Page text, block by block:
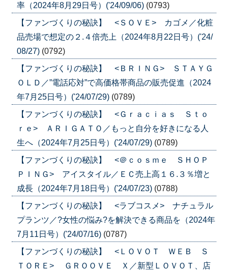
率（2024年8月29日号）('24/09/06) (0793)
【ファンづくりの秘訣】 <ＳＯＶＥ> カゴメ／化粧
品売場で想定の２.４倍売上（2024年8月22日号）('24/
08/27) (0792)
【ファンづくりの秘訣】 <ＢＲＩＮＧ> ＳＴＡＹＧ
ＯＬＤ／”電話応対”で高価格帯商品の販売促進（2024
年7月25日号）('24/07/29) (0789)
【ファンづくりの秘訣】 <Ｇｒａｃｉａｓ Ｓｔｏ
ｒｅ> ＡＲＩＧＡＴＯ／もっと自分を好きになる人
生へ（2024年7月25日号）('24/07/29) (0789)
【ファンづくりの秘訣】 <＠ｃｏｓｍｅ ＳＨＯＰ
ＰＩＮＧ> アイスタイル／ＥＣ売上高１６.３％増と
成長（2024年7月18日号）('24/07/23) (0788)
【ファンづくりの秘訣】 <ラブコスメ> ナチュラル
プランツ／?女性の悩み?を解決できる商品を（2024年
7月11日号）('24/07/16) (0787)
【ファンづくりの秘訣】 <ＬＯＶＯＴ ＷＥＢ Ｓ
ＴＯＲＥ> ＧＲＯＯＶＥ Ｘ／新型ＬＯＶＯＴ、店